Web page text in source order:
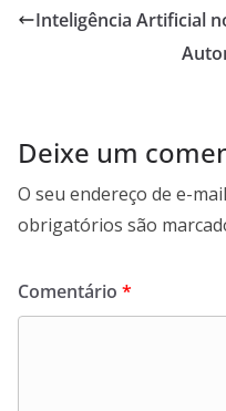
Inteligência Artificial
Deixe um
O seu endereço de e-
obrigatórios são
Comentário *